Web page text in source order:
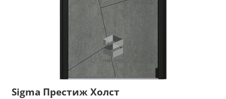
Sigma Престиж Холст